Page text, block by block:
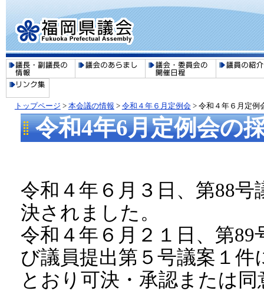
トップページ > 本会議の情報 > 令和４年６月定例会> 令和４年６月定例
令和4年6月定例会の
令和４年６月３日、第88
決されました。
令和４年６月２１日、第
び議員提出第５号議案１
とおり可決・承認または